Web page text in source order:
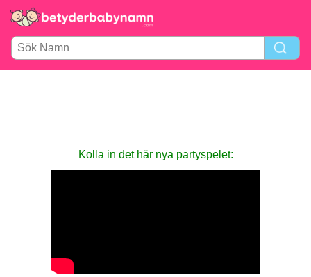
Kolla in det här nya party­spelet: